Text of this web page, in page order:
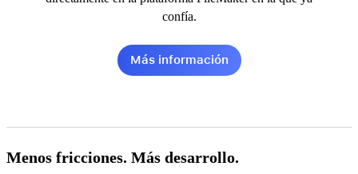
confía.
Más información
Menos fricciones. Más desarrollo.